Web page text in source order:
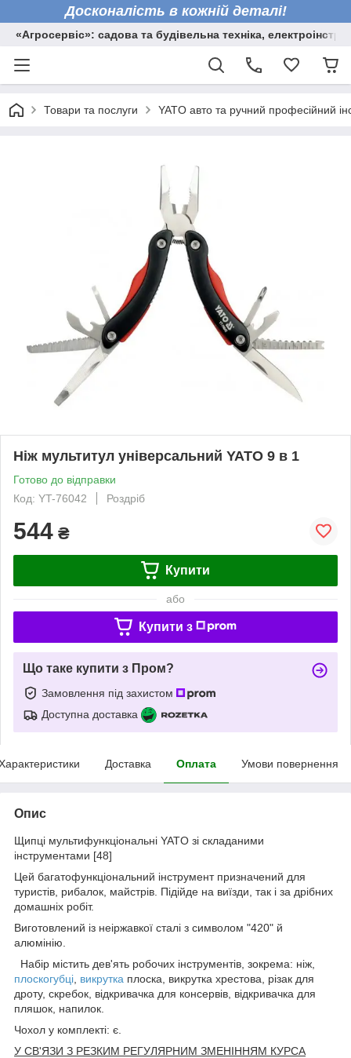
Досконалість в кожній деталі!
«Агросервіс»: садова та будівельна техніка,
Товари та послуги YATO авто та ручний професійний
Ніж мультитул універсальний YATO 9 в 1
Готово до відправки
Код: YT-76042
Роздріб
544 ₴
Купити
або
Купити з
Що таке купити з Пром?
Замовлення під захистом
Доступна доставка
Доставка Оплата Умови повернення
Опис
Щипці мультифункціональні YATO зі складаними
інструментами [48]
Цей багатофункціональний інструмент призначений для
туристів, рибалок, майстрів. Підійде на виїзди, так і за дрібних
домашніх робіт.
Виготовлений із неіржавкої сталі з символом "420" й
алюмінію.
Набір містить дев'ять робочих інструментів, зокрема: ніж,
плоскогубці викрутка плоска, викрутка хрестова, різак для
дроту, скребок, відкривачка для консервів, відкривачка для
пляшок, напилок.
Чохол у комплекті: є.
У СВ'ЯЗИ З РЕЗКИМ РЕГУЛЯРНИМ ЗМЕНІННЯМ КУРСА